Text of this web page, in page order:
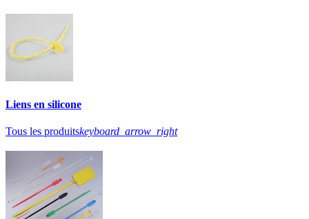
Liens en silicone
Tous les produitskeyboard_arrow_right